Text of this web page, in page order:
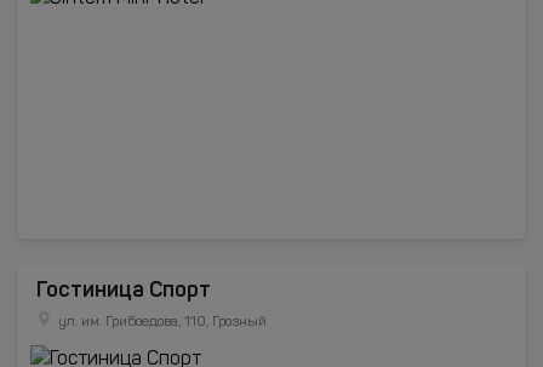
Гостиница Спорт
ул. им. Грибоедова, 110, Грозный